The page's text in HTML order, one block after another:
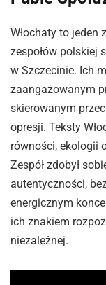
Włochaty to jeden
zespołów polskiej
w Szczecinie. Ich
zaangażowanym
skierowanym
opresji. Teksty
równości, ekologii
Zespół zdobył
autentyczności,
energicznym
ich znakiem
niezależnej.